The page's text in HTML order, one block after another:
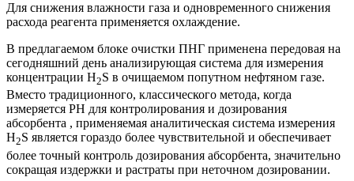
Для снижения влажности газа и одновременного снижения
расхода реагента применяется охлаждение.
В предлагаемом блоке очистки ПНГ применена передовая на
сегодняшний день анализирующая система для измерения
концентрации H2S в очищаемом попутном нефтяном газе.
Вместо традиционного, классического метода, когда
измеряется РН для контролирования и дозирования
абсорбента , применяемая аналитическая система измерения
H2S является гораздо более чувствительной и обеспечивает
более точный контроль дозирования абсорбента, значительно
сокращая издержки и растраты при неточном дозировании.